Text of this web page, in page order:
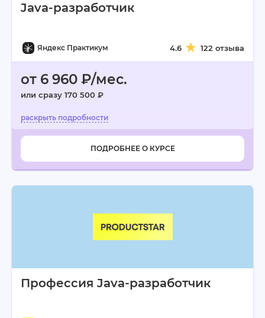
Java-разработчик
Яндекс Практикум 4.6 122 отзыва
от 6 960 ₽/мес.
или сразу 170 500 ₽
ПОДРОБНЕЕ О КУРСЕ
Профессия Java-разработчик